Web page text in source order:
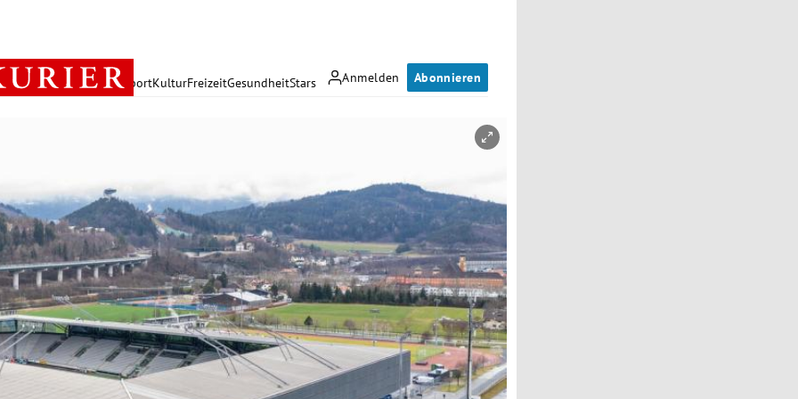
Anmelden Abonnieren
PolitikWirtschaft SportKulturFreizeitGesundheitStars